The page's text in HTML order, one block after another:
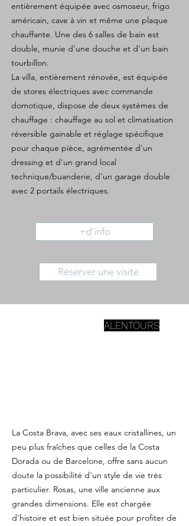
entièrement équipée avec osmoseur, frigo
américain, cave à vin et même une plaque
chauffante. Une des 6 salles de bain est
double, munie d'une douche et d'un bain
tourbillon.
La villa, entièrement rénovée, est équipée
de stores électriques avec commande
domotique, dispose de deux systèmes de
chauffage : chauffage au sol et climatisation
réversible gainable et réglage spécifique
pour chaque pièce, agrémentée d'un
dressing et d'un grand local
technique/buanderie, d’un garage double
avec 2 portails électriques.
+d'info
Réserver une visite
ALENTOURS
La Costa Brava, avec ses eaux cristallines, un
peu plus fraîches que celles de la Costa
Dorada ou de Barcelone, offre sans aucun
doute la possibilité d'un style de vie très
particulier. Rosas, une ville ancienne aux
grandes dimensions. Elle est chargée
d'histoire et est bien située pour profiter de